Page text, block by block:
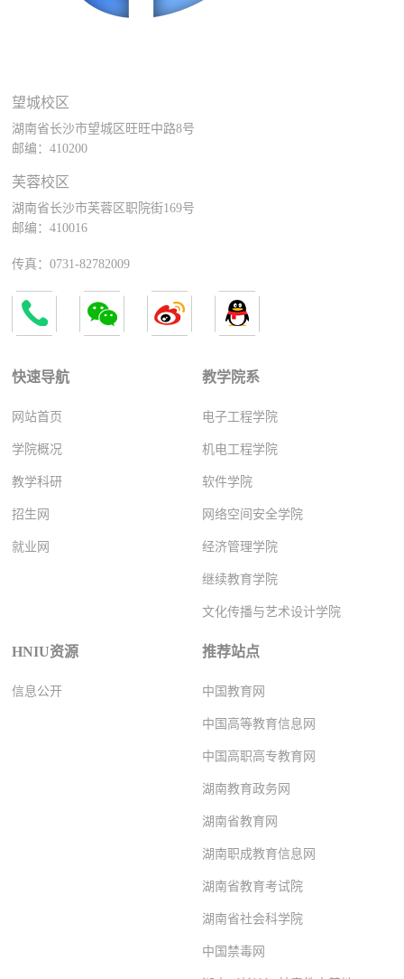
望城校区
湖南省长沙市望城区旺旺中路8号
邮编：410200
芙蓉校区
湖南省长沙市芙蓉区职院街169号
邮编：410016
传真：0731-82782009
快速导航
网站首页
学院概况
教学科研
招生网
就业网
教学院系
电子工程学院
机电工程学院
软件学院
网络空间安全学院
经济管理学院
继续教育学院
文化传播与艺术设计学院
HNIU资源
信息公开
推荐站点
中国教育网
中国高等教育信息网
中国高职高专教育网
湖南教育政务网
湖南省教育网
湖南职成教育信息网
湖南省教育考试院
湖南省社会科学院
中国禁毒网